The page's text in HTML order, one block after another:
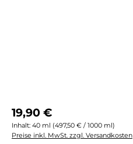
Regulärer Preis:
19,90 €
Inhalt: 40 ml (497,50 € / 1000 ml)
Preise inkl. MwSt. zzgl. Versandkosten